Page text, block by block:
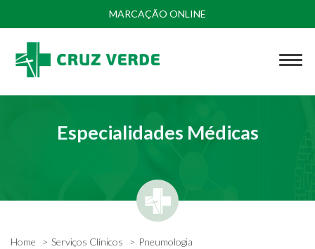
MARCAÇÃO ONLINE
Especialidades Médicas
Home Serviços Clínicos Pneumologia